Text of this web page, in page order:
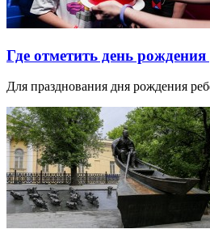
Где отметить день
Для празднования дня рождения